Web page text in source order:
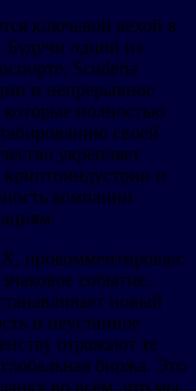
ключевой вехой в
Будучи одной из
Scuderia
и непрерывное
которые полностью
своей
укрепляет
и
компании
прокомментировал:
событие.
новый
и неустанное
отражают те
биржа. Это
во всём, что мы